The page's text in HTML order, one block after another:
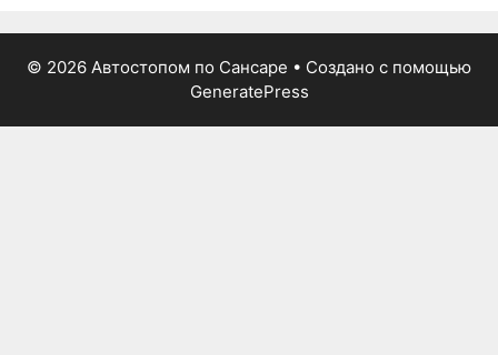
© 2026 Автостопом по Сансаре • Создано с помощью
GeneratePress